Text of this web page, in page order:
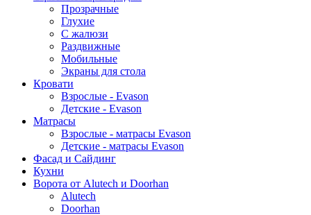
Прозрачные
Глухие
С жалюзи
Раздвижные
Мобильные
Экраны для стола
Кровати
Взрослые - Evason
Детские - Evason
Матрасы
Взрослые - матрасы Evason
Детские - матрасы Evason
Фасад и Сайдинг
Кухни
Ворота от Alutech и Doorhan
Alutech
Doorhan